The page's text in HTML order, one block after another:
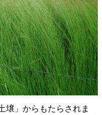
壌」からもたらされま